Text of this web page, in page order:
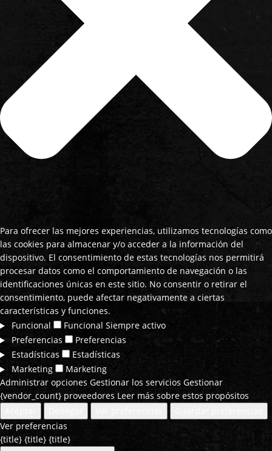
Para ofrecer las mejores experiencias, utilizamos tecnologías como
las cookies para almacenar y/o acceder a la información del
dispositivo. El consentimiento de estas tecnologías nos permitirá
procesar datos como el comportamiento de navegación o las
identificaciones únicas en este sitio. No consentir o retirar el
consentimiento, puede afectar negativamente a ciertas
características y funciones.
Funcional
Funcional Siempre activo
Preferencias
Preferencias
Estadísticas
Estadísticas
Marketing
Marketing
Administrar opciones Gestionar los servicios Gestionar
{vendor_count} proveedores Leer más sobre estos propósitos
Ver preferencias
{title} {title} {title}